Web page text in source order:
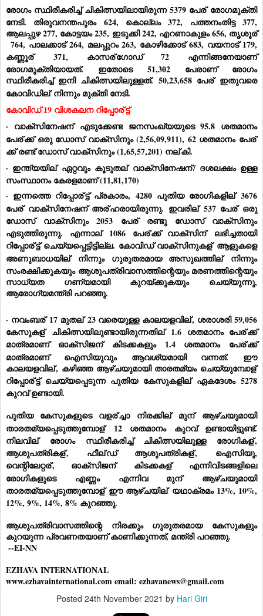
രോഗം സ്ഥിരീകരിച്ച് ചികിത്സയിലായിരുന്ന 5379 പേര് രോഗമുക്തി
നേടി. തിരുവനന്തപുരം 624, കൊല്ലം 372, പത്തനംതിട്ട 377,
ആലപ്പുഴ 277, കോട്ടയം 235, ഇടുക്കി 242, എറണാകുളം 656, തൃശൂര്
764, പാലക്കാട് 264, മലപ്പുറം 263, കോഴിക്കോട് 683, വയനാട് 179,
കണ്ണൂര് 371, കാസര്ഗോഡ് 72 എന്നിങ്ങനേയാണ്
രോഗമുക്തിയായത്. ഇതോടെ 51,302 പേരാണ് രോഗം
സ്ഥിരീകരിച്ച് ഇനി ചികിത്സയിലുള്ളത്. 50,23,658 പേര് ഇതുവരെ
കോവിഡില് നിന്നും മുക്തി നേടി.
കോവിഡ് 19 വിശകലന റിപ്പോര്ട്ട്
· വാക്‌സിനേഷന് എടുക്കേണ്ട ജനസംഖ്യയുടെ 95.8 ശതമാനം
പേര്
ക്ക് ഒരു ഡോസ് വാക്‌സിനും (2,56,09,911), 62 ശതമാനം പേര്
ക്ക് രണ്ട് ഡോസ് വാക്‌സിനും (1,65,57,201) നല്കി.
· ഇന്ത്യയില് ഏറ്റവും കൂടുതല് വാക്‌സിനേഷന്/ ദശലക്ഷം ഉള്ള
സംസ്ഥാനം കേരളമാണ് (11,81,170)
· ഇന്നത്തെ റിപ്പോര്ട്ട് പ്രകാരം, 4280 പുതിയ രോഗികളില് 3676
പേര്
വാക്‌സിനേഷന് അര്ഹരായിരുന്നു. ഇവരില് 537 പേര് ഒരു
ഡോസ് വാക്‌സിനും 2053 പേര് രണ്ടു ഡോസ് വാക്‌സിനും
എടുത്തിരുന്നു. എന്നാല് 1086 പേര് ക്ക് വാക്‌സിന് ലഭിച്ചതായി
റിപ്പോര്
ട്ട് ചെയ്യപ്പെട്ടിട്ടില്ല. കോവിഡ് വാക്‌സിനുകള് ആളുകളെ
അണുബാധയില് നിന്നും ഗുരുതരമായ അസുഖത്തില് നിന്നും
സംരക്ഷിക്കുകയും ആശുപത്രിവാസത്തിന്റെയും മരണത്തിന്റെയും
ആരോഗ്യമന്ത്രി പറഞ്ഞു.
· നവംബര് 17 മുതല് 23 വരെയുള്ള കാലയളവില്, ശരാശരി 59,056
കേസുകള് ചികിത്സയിലുണ്ടായിരുന്നതില് 1.6 ശതമാനം പേര്ക്ക്
മാത്രമാണ് ഓക്‌സിജന് കിടക്കകളും 1.4 ശതമാനം പേര്ക്ക്
മാത്രമാണ് ഐസിയുവും ആവശ്യമായി വന്നത്. ഈ
കാലയളവില്, കഴിഞ്ഞ ആഴ്ചയുമായി താരതമ്യം ചെയ്യുമ്പോള്
റിപ്പോര്ട്ട് ചെയ്യപ്പെടുന്ന പുതിയ കേസുകളില് ഏകദേശം 5278
കുറവ് ഉണ്ടായി.
പുതിയ കേസുകളുടെ വളര്ച്ചാ നിരക്കില് മുന് ആഴ്ചയുമായി
താരതമ്യപ്പെടുത്തുമ്പോള് 12 ശതമാനം കുറവ് ഉണ്ടായിട്ടുണ്ട്.
നിലവില് രോഗം സ്ഥിരീകരിച്ച് ചികിത്സയിലുള്ള രോഗികള്,
ആശുപത്രികള്, ഫീല്ഡ് ആശുപത്രികള്, ഐസിയു,
വെന്റിലേറ്റര്
, ഓക്‌സിജന് കിടക്കകള് എന്നിവിടങ്ങളിലെ
രോഗികളുടെ എണ്ണം എന്നിവ മുന് ആഴ്ചയുമായി
താരതമ്യപ്പെടുത്തുമ്പോള് ഈ ആഴ്ചയില് യഥാക്രമം 13%, 10%,
12%, 9%, 14%, 8% കുറഞ്ഞു.
ആശുപത്രിവാസത്തിന്റെ നിരക്കും ഗുരുതരമായ കേസുകളും
കുറയുന്ന പ്രവണതയാണ് കാണിക്കുന്നത്, മന്ത്രി പറഞ്ഞു.
--EI-NN
EZHAVA INTERNATIONAL
www.ezhavainternational.com email: ezhavanews@gmail.com
Posted 24th November 2021 by Hari Giri